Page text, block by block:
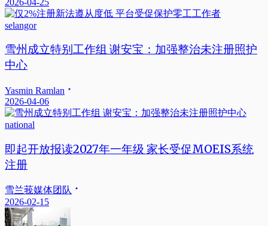
selangor
雪州成立特别工作组 谢安宝：加强整治未注册照护
中心
Yasmin Ramlan
2026-04-06
national
即起开放报读2027年一年级 家长受促MOEIS系统
注册
雪兰莪媒体团队
2026-02-15